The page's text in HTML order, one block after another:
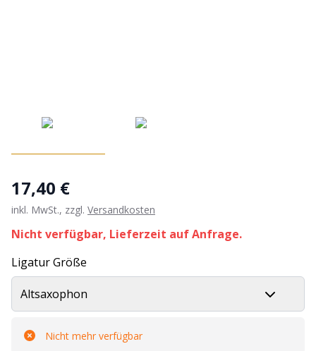
17,40 €
inkl. MwSt., zzgl. Versandkosten
Nicht verfügbar, Lieferzeit auf Anfrage.
Ligatur Größe
Altsaxophon
Nicht mehr verfügbar